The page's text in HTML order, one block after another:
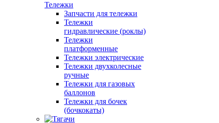
Тележки
Запчасти для тележки
Тележки
гидравлические (роклы)
Тележки
платформенные
Тележки электрические
Тележки двухколесные
ручные
Тележки для газовых
баллонов
Тележки для бочек
(бочкокаты)